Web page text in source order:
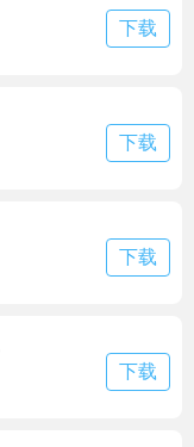
下载
下载
下载
下载